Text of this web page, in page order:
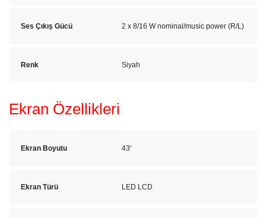
Ses Çıkış Gücü 2 x 8/16 W nominal/music power (R/L)
Renk Siyah
Ekran Özellikleri
Ekran Boyutu 43'
Ekran Türü LED LCD